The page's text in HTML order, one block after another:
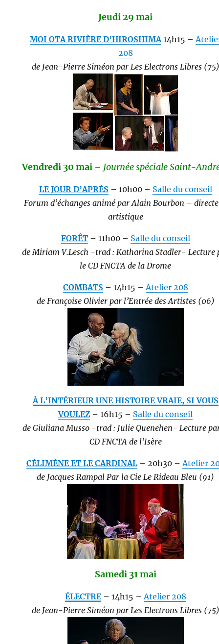
Jeudi 29 mai
MOI OTA RIVIÈRE D’HIROSHIMA14h15 –
208
de Jean-Pierre Siméon par Les Electrons Libres (75)
Vendredi 30 mai – Journée spéciale Saint-
LE JOUR D’APRÈS– 10h00 – Salle du conseil
Forum d’échanges animé par Alain Bourbon –
artistique
FORÊT– 11h00 – Salle du conseil
de Miriam V.Lesch -trad : Katharina Stadler- Lecture
le CD FNCTA de la Drome
COMBATS– 14h15 – Atelier 208
de Françoise Olivier par l’Entrée des Artistes (06)
À L’INTÉRIEUR UNE HISTOIRE VRAIE, SI VOUS
VOULEZ – 16h15 – Salle du conseil
de Giuliana Musso -trad : Julie Quenehen- Lecture
CD FNCTA de l’Isère
CÉLIMÈNE ET LE CARDINAL– 20h30 – Atelier
de Jacques Rampal Par la Cie Le Rideau Bleu (91)
Samedi 31 mai
ÉLECTRE– 14h15 – Atelier 208
de Jean-Pierre Siméon par Les Electrons Libres (75)